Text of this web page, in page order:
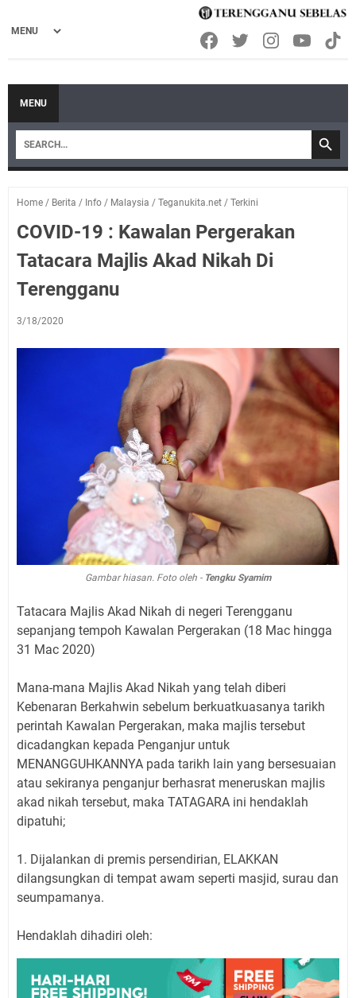
MENU
Home / Berita / Info / Malaysia / Teganukita.net / Terkini
COVID-19 : Kawalan Pergerakan
Tatacara Majlis Akad Nikah Di
Terengganu
3/18/2020
Gambar hiasan. Foto oleh - Tengku Syamim
Tatacara Majlis Akad Nikah di negeri Terengganu
sepanjang tempoh Kawalan Pergerakan (18 Mac hingga
31 Mac 2020)
Mana-mana Majlis Akad Nikah yang telah diberi
Kebenaran Berkahwin sebelum berkuatkuasanya tarikh
perintah Kawalan Pergerakan, maka majlis tersebut
dicadangkan kepada Penganjur untuk
MENANGGUHKANNYA pada tarikh lain yang bersesuaian
atau sekiranya penganjur berhasrat meneruskan majlis
akad nikah tersebut, maka TATAGARA ini hendaklah
dipatuhi;
1. Dijalankan di premis persendirian, ELAKKAN
dilangsungkan di tempat awam seperti masjid, surau dan
seumpamanya.
Hendaklah dihadiri oleh: